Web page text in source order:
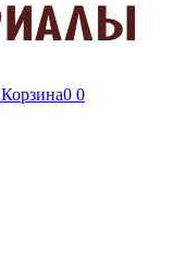
Корзина0 0